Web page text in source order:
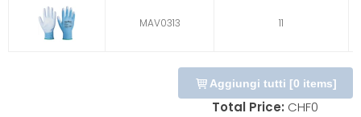
MAV0313 11
Aggiungi tutti [0 items]
Total Price: CHF0